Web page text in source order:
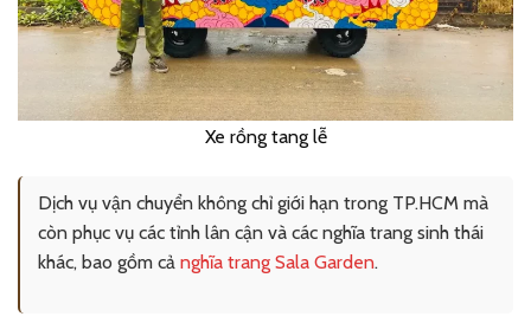
Xe rồng tang lễ
Dịch vụ vận chuyển không chỉ giới hạn trong TP.HCM mà
còn phục vụ các tỉnh lân cận và các nghĩa trang sinh thái
khác, bao gồm cả nghĩa trang Sala Garden.